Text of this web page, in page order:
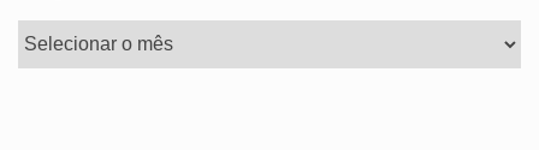
Arquivos